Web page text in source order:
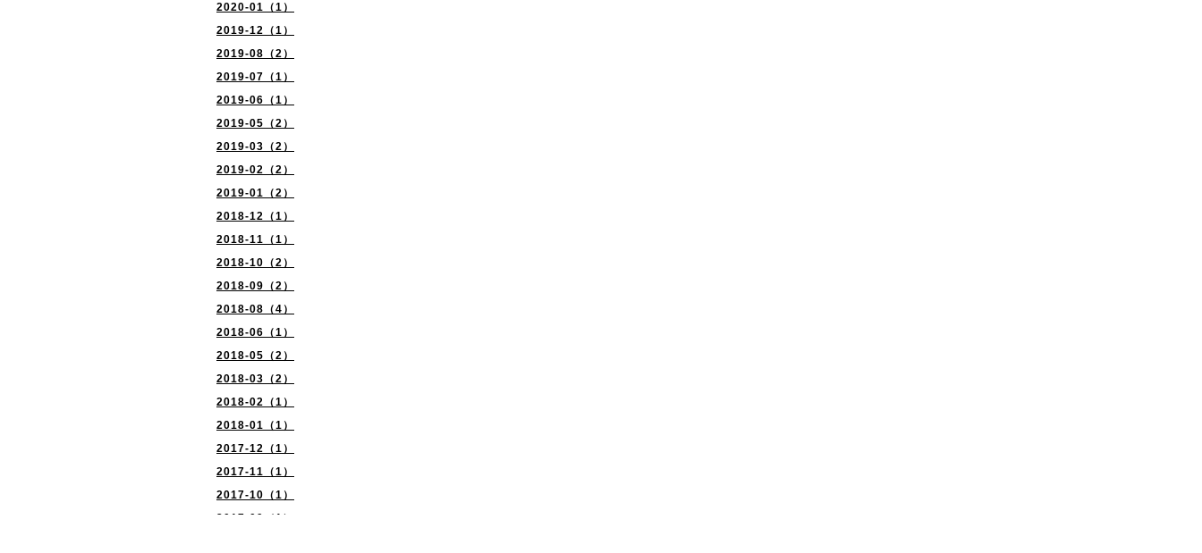
2020-01（1）
2019-12（1）
2019-08（2）
2019-07（1）
2019-06（1）
2019-05（2）
2019-03（2）
2019-02（2）
2019-01（2）
2018-12（1）
2018-11（1）
2018-10（2）
2018-09（2）
2018-08（4）
2018-06（1）
2018-05（2）
2018-03（2）
2018-02（1）
2018-01（1）
2017-12（1）
2017-11（1）
2017-10（1）
2017-09（1）